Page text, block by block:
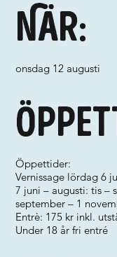
När:
onsdag 12 augusti
Öppettider:
Vernissage lördag 6
7 juni – augusti: tis –
september – 1
Entrè: 175 kr inkl.
Under 18 år fri entré